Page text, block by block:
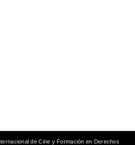
de Cine y Formación en Derechos